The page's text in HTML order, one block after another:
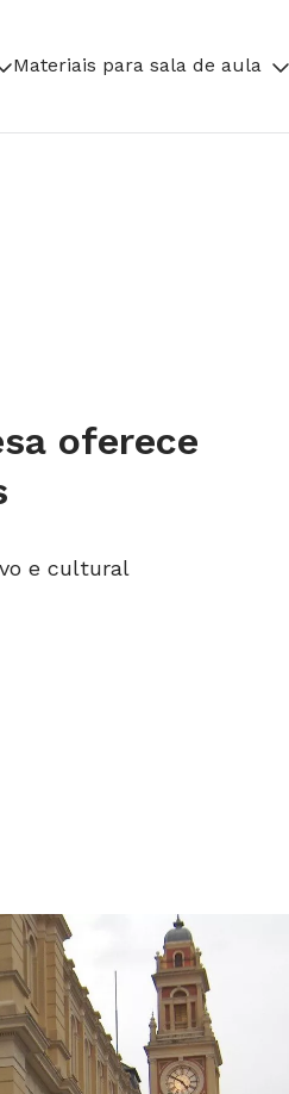
Materiais para sala de aula
oferece
e cultural